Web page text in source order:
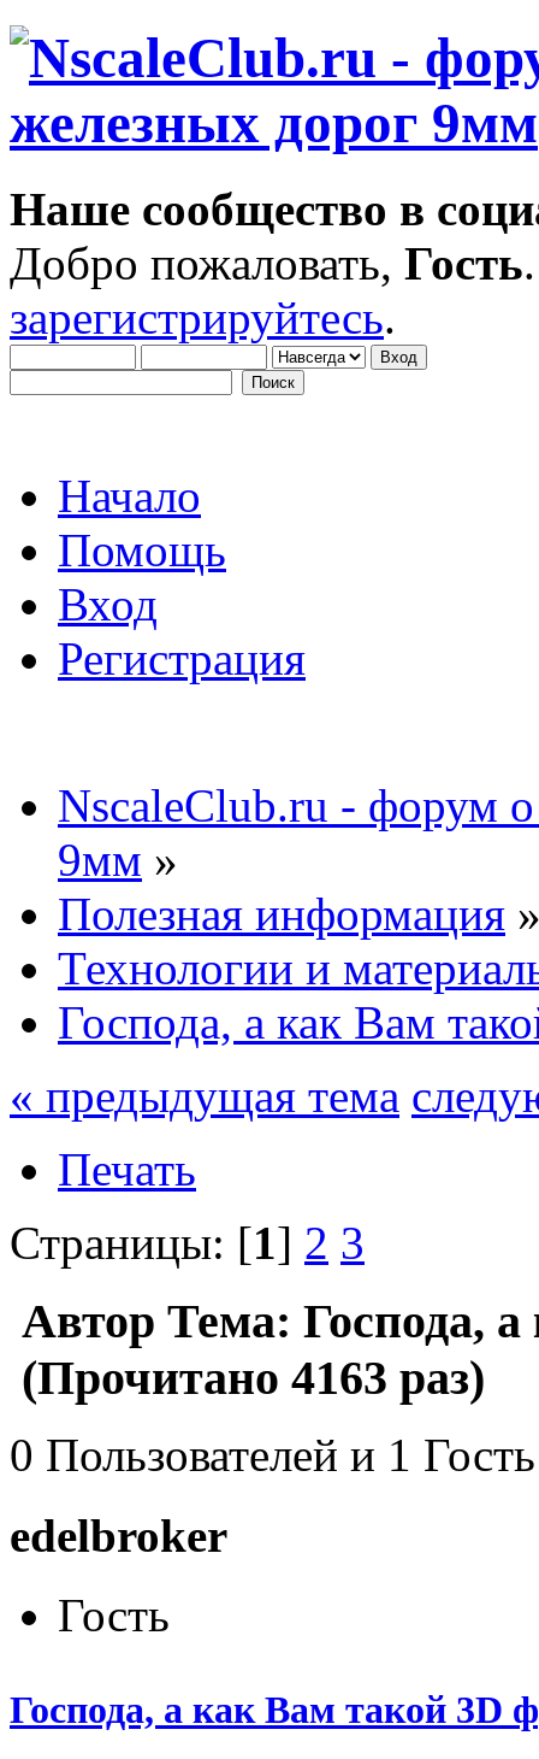
Наше сообщество в
Добро пожаловать, Гость
зарегистрируйтесь.
Начало
Помощь
Вход
Регистрация
NscaleClub.ru - форум
9мм »
Полезная информация
Технологии и
Господа, а как Вам
« предыдущая тема
Печать
Страницы: [1] 2 3
Автор Тема: Господа,
(Прочитано 4163 раз)
0 Пользователей и 1
edelbroker
Гость
Господа, а как Вам такой 3D